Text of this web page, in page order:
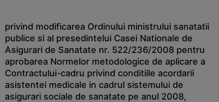
privind modificarea Ordinului ministrului sanatatii
publice si al presedintelui Casei Nationale de
Asigurari de Sanatate nr. 522/236/2008 pentru
aprobarea Normelor metodologice de aplicare a
Contractului-cadru privind conditiile acordarii
asistentei medicale in cadrul sistemului de
asigurari sociale de sanatate pe anul 2008,